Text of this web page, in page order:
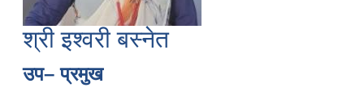
श्री इश्वरी बस्नेत
उप– प्रमुख